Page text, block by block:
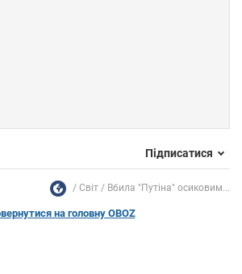
Підписатися
Світ Вбила "Путіна" осиковим...
на головну OBOZ